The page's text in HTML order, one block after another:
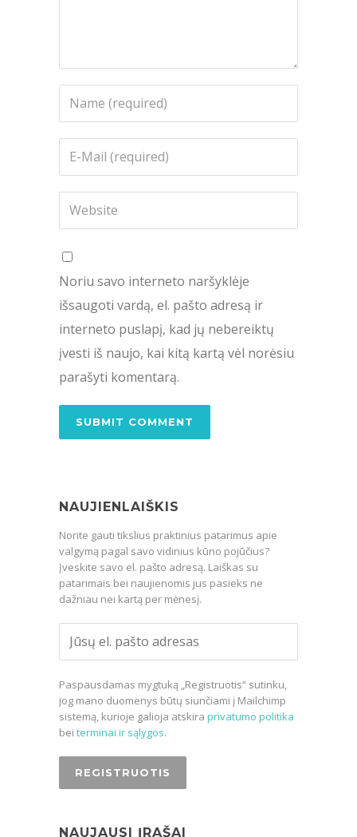
Noriu savo interneto naršyklėje
išsaugoti vardą, el. pašto adresą ir
interneto puslapį, kad jų nebereiktų
įvesti iš naujo, kai kitą kartą vėl norėsiu
parašyti komentarą.
NAUJIENLAIŠKIS
Norite gauti tikslius praktinius patarimus apie
valgymą pagal savo vidinius kūno pojūčius?
Įveskite savo el. pašto adresą. Laiškas su
patarimais bei naujienomis jus pasieks ne
dažniau nei kartą per mėnesį.
Paspausdamas mygtuką „Registruotis“ sutinku,
jog mano duomenys būtų siunčiami į Mailchimp
sistemą, kurioje galioja atskira privatumo politika
bei terminai ir sąlygos.
NAUJAUSI ĮRAŠAI